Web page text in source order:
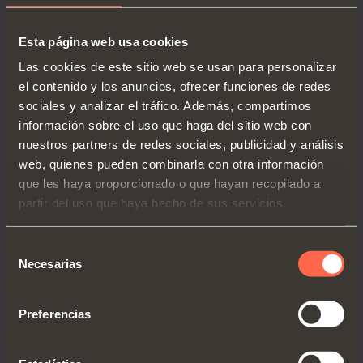
Esta página web usa cookies
Las cookies de este sitio web se usan para personalizar
el contenido y los anuncios, ofrecer funciones de redes
sociales y analizar el tráfico. Además, compartimos
información sobre el uso que haga del sitio web con
nuestros partners de redes sociales, publicidad y análisis
web, quienes pueden combinarla con otra información
que les haya proporcionado o que hayan recopilado a
partir del uso que haya hecho de sus servicios.
Necesarias
Preferencias
D051SNX
Adaptador longitudinal de plástico. Con
tope de montaje